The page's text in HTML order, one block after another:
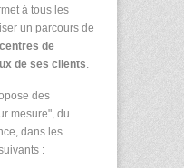
à tous les
un parcours de
de
de ses clients.
des
mesure", du
dans les
: